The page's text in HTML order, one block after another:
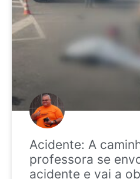
Acidente: A
professora se
acidente e vai a